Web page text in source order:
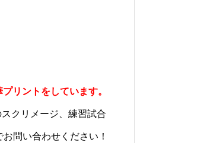
リントをしています。
クリメージ、練習試合
問い合わせください！